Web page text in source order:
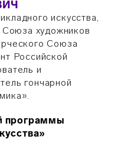
искусства,
Союза художников
Союза
Российской
и
гончарной
программы